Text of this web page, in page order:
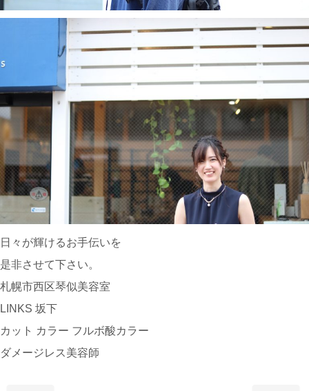
日々が輝けるお手伝いを
是非させて下さい。
札幌市西区琴似美容室
LINKS 坂下
カット カラー フルボ酸カラー
ダメージレス美容師